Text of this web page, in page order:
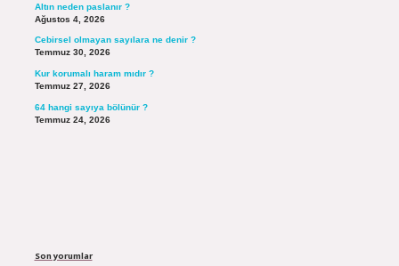
Altın neden paslanır ?
Ağustos 4, 2026
Cebirsel olmayan sayılara ne denir ?
Temmuz 30, 2026
Kur korumalı haram mıdır ?
Temmuz 27, 2026
64 hangi sayıya bölünür ?
Temmuz 24, 2026
Son yorumlar